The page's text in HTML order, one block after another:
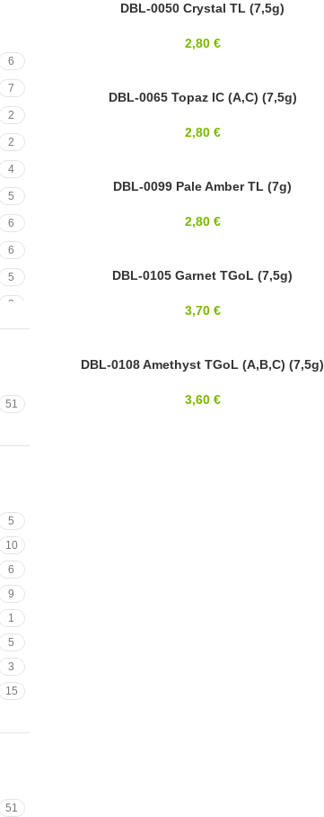
6
7
2
2
4
5
6
6
5
3
3
51
5
10
6
9
1
5
3
15
51
DBL-0050 Crystal TL (7,5g)
2,80 €
DBL-0065 Topaz IC (A,C) (7,5g)
2,80 €
DBL-0099 Pale Amber TL (7g)
2,80 €
DBL-0105 Garnet TGoL (7,5g)
3,70 €
8/0DBL-0108 Amethyst TGoL (A,B,C) (7,5g)
3,60 €